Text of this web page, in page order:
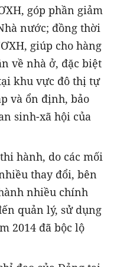
góp phần giảm
nước; đồng thời
giúp cho hàng
về nhà ở, đặc biệt
khu vực đô thị tự
và ổn định, bảo
sinh-xã hội của
hành, do các mối
thay đổi, bên
nhiều chính
quản lý, sử dụng
2014 đã bộc lộ